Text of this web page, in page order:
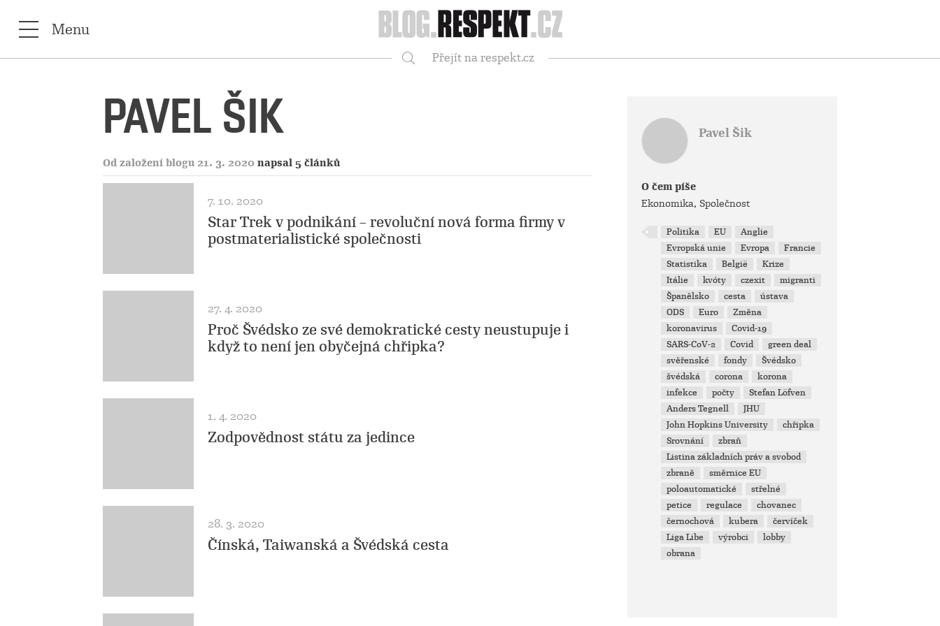
Respekt
Menu
Přejít na respekt.cz
PAVEL ŠIK
Od založení blogu 21. 3. 2020 napsal 5 článků
7. 10. 2020
Star Trek v podnikání – revoluční nová forma firmy v
postmaterialistické společnosti
27. 4. 2020
Proč Švédsko ze své demokratické cesty neustupuje i
když to není jen obyčejná chřipka?
1. 4. 2020
Zodpovědnost státu za jedince
28. 3. 2020
Čínská, Taiwanská a Švédská cesta
Pavel Šik
O čem píše
Ekonomika, Společnost
Politika EU
Anglie
Evropská unie
Evropa
Francie
Statistika
België
Krize
Itálie
kvóty czexit
migranti
Španělsko
cesta
ústava
ODS
Euro
Změna
koronavirus
Covid-19
SARS-CoV-2
Covid
green deal
svěřenské
fondy
Švédsko
švédská
corona
korona
infekce
počty
Stefan Löfven
Anders Tegnell
JHU
John Hopkins University
chřipka
Srovnání
zbraň
Listina základních práv a svobod
zbraně
směrnice EU
poloautomatické
střelné
petice
regulace
chovanec
černochová
kubera
červíček
Liga Libe
výrobci
lobby
obrana